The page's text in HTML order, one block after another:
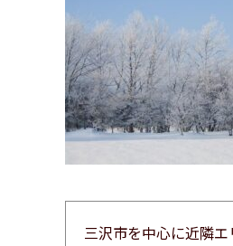
三沢市を中心に近隣